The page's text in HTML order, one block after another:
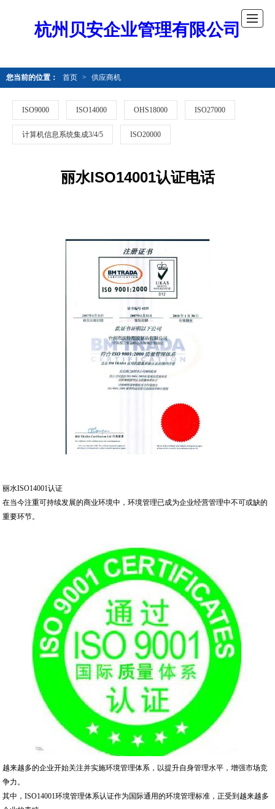
杭州贝安企业管理有限公司
您当前的位置： 首页 > 供应商机
ISO9000 ISO14000 OHS18000 ISO27000
计算机信息系统集成3/4/5 ISO20000
丽水ISO14001认证电话
丽水ISO14001认证
在当今注重可持续发展的商业环境中，环境管理已成为企业经营管理中不可或缺的
重要环节。
越来越多的企业开始关注并实施环境管理体系，以提升自身管理水平，增强市场竞
争力。
其中，ISO14001环境管理体系认证作为国际通用的环境管理标准，正受到越来越多